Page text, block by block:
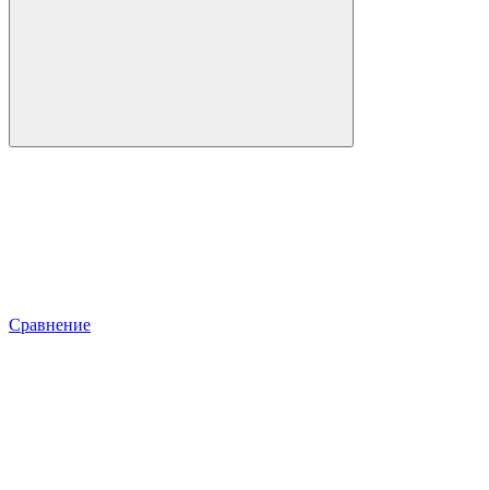
Сравнение